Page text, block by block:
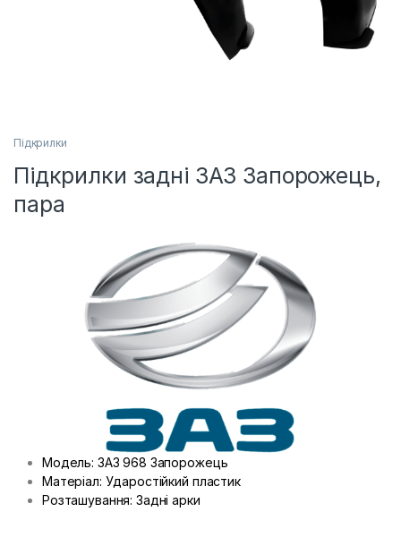
Підкрилки
Підкрилки задні ЗАЗ Запорожець,
пара
Модель: ЗАЗ 968 Запорожець
Матеріал: Ударостійкий пластик
Розташування: Задні арки